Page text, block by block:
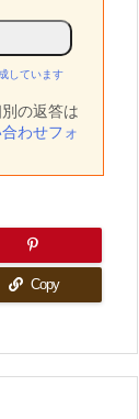
しています
の返答は
わせフォ
Copy